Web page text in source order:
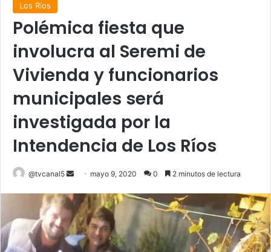
Los Ríos
Polémica fiesta que
involucra al Seremi de
Vivienda y funcionarios
municipales será
investigada por la
Intendencia de Los Ríos
@tvcanal5
Send
email
mayo 9, 2020 0 2 minutos de lectura